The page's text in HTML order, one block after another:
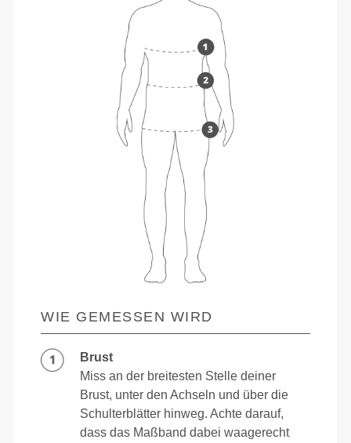
WIE GEMESSEN WIRD
Brust
Miss an der breitesten Stelle deiner
Brust, unter den Achseln und über die
Schulterblätter hinweg. Achte darauf,
dass das Maßband dabei waagerecht